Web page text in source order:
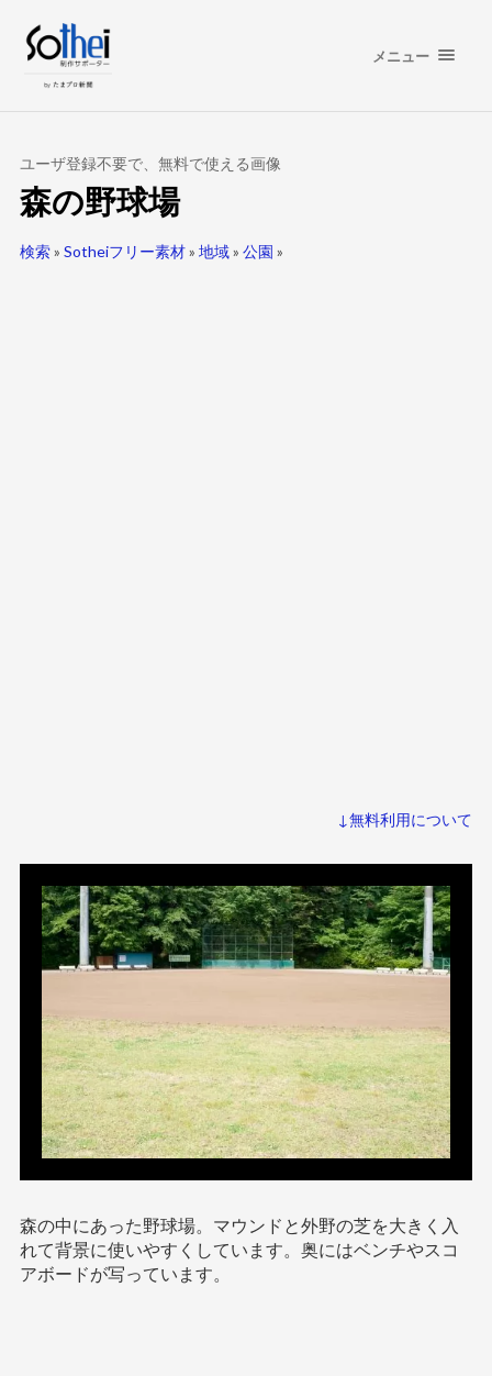
メニュー
ユーザ登録不要で、無料で使える画像
森の野球場
検索» Sotheiフリー素材» 地域» 公園 »
↓無料利用について
森の中にあった野球場。マウンドと外野の芝を大きく入
れて背景に使いやすくしています。奥にはベンチやスコ
アボードが写っています。